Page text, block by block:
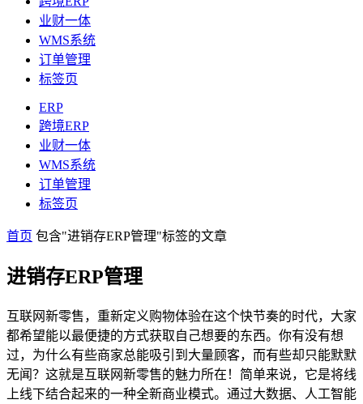
业财一体
WMS系统
订单管理
标签页
ERP
跨境ERP
业财一体
WMS系统
订单管理
标签页
首页 包含"进销存ERP管理"标签的文章
进销存ERP管理
互联网新零售，重新定义购物体验在这个快节奏的时代，大家
都希望能以最便捷的方式获取自己想要的东西。你有没有想
过，为什么有些商家总能吸引到大量顾客，而有些却只能默默
无闻？这就是互联网新零售的魅力所在！简单来说，它是将线
上线下结合起来的一种全新商业模式。通过大数据、人工智能